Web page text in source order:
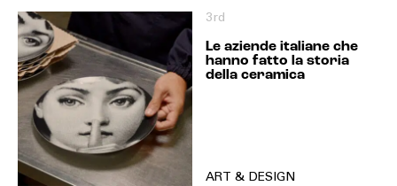
3rd
Le aziende italiane che
hanno fatto la storia
della ceramica
ART & DESIGN